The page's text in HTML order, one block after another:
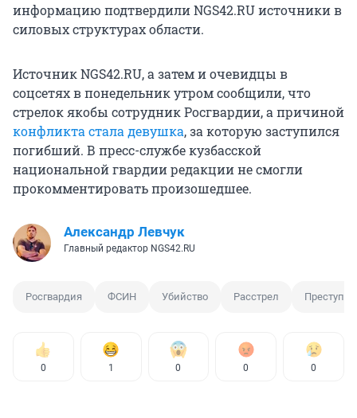
информацию подтвердили NGS42.RU источники в
силовых структурах области.
Источник NGS42.RU, а затем и очевидцы в
соцсетях в понедельник утром сообщили, что
стрелок якобы сотрудник Росгвардии, а причиной
конфликта стала девушка, за которую заступился
погибший. В пресс-службе кузбасской
национальной гвардии редакции не смогли
прокомментировать произошедшее.
Александр Левчук
Главный редактор NGS42.RU
Росгвардия ФСИН Убийство Расстрел
0 1 0 0 0